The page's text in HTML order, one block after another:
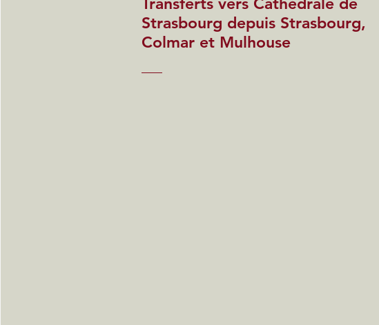
Strasbourg depuis Strasbourg,
Colmar et Mulhouse